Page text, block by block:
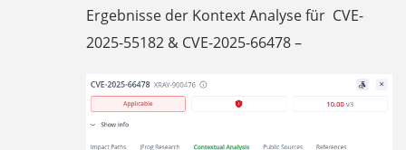
Ergebnisse der Kontext Analyse für CVE-
2025-55182 & CVE-2025-66478 –